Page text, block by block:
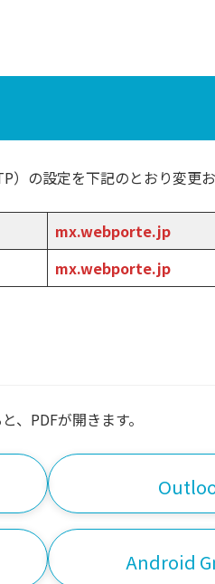
の設定を下記のとおり変更お
mx.webporte.jp
mx.webporte.jp
、PDFが開きます。
Android